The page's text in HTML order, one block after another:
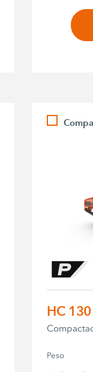
HC
Peso